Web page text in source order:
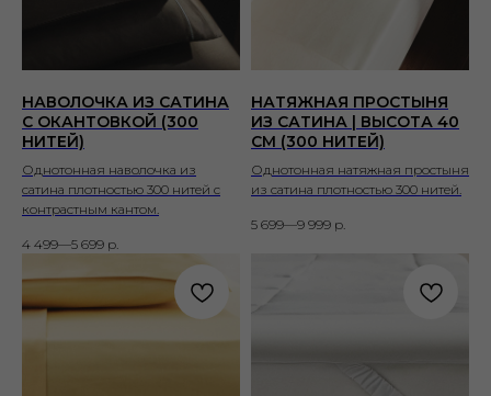
НАВОЛОЧКА ИЗ САТИНА
С ОКАНТОВКОЙ (300
НИТЕЙ)
Однотонная наволочка из
сатина плотностью 300 нитей с
контрастным кантом.
4 499—5 699 р.
НАТЯЖНАЯ ПРОСТЫНЯ
ИЗ САТИНА | ВЫСОТА 40
СМ (300 НИТЕЙ)
Однотонная натяжная простыня
из сатина плотностью 300 нитей.
5 699—9 999 р.